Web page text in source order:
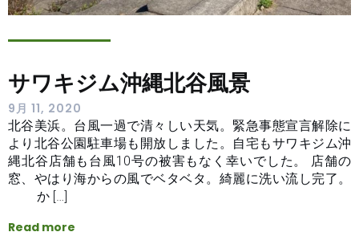
サワキジム沖縄北谷風景
9月 11, 2020
北谷美浜。台風一過で清々しい天気。緊急事態宣言解除に
より北谷公園駐車場も開放しました。自宅もサワキジム沖
縄北谷店舗も台風10号の被害もなく幸いでした。 店舗の
窓、やはり海からの風でベタベタ。綺麗に洗い流し完了。
か […]
Read more